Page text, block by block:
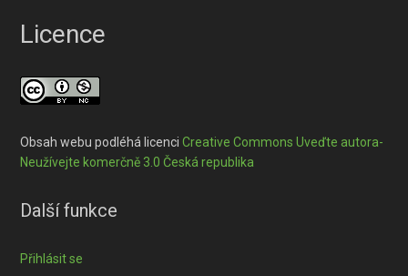
Licence
Obsah webu podléhá licenciCreative Commons Uveďte autora-
Neužívejte komerčně 3.0 Česká republika
Další funkce
Přihlásit se